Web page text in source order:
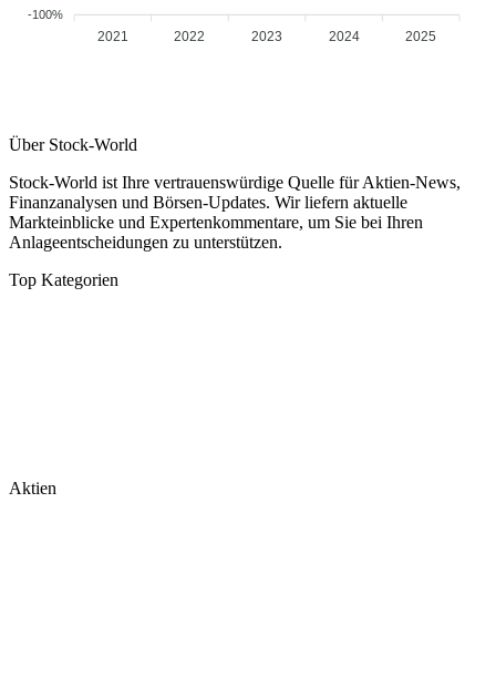
-100%
2021 2022 2023 2024 2025
Über Stock-World
Stock-World ist Ihre vertrauenswürdige Quelle für Aktien-News,
Finanzanalysen und Börsen-Updates. Wir liefern aktuelle
Markteinblicke und Expertenkommentare, um Sie bei Ihren
Anlageentscheidungen zu unterstützen.
Top Kategorien
Aktien